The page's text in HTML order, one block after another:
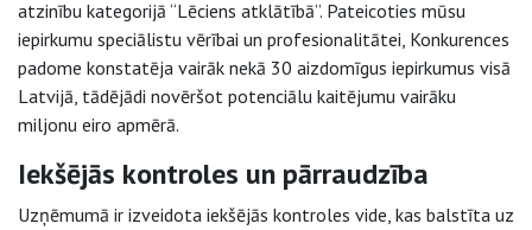
atzinību kategorijā “Lēciens atklātībā”. Pateicoties mūsu
iepirkumu speciālistu vērībai un profesionalitātei, Konkurences
padome konstatēja vairāk nekā 30 aizdomīgus iepirkumus visā
Latvijā, tādējādi novēršot potenciālu kaitējumu vairāku
miljonu eiro apmērā.
Iekšējās kontroles un pārraudzība
Uzņēmumā ir izveidota iekšējās kontroles vide, kas balstīta uz